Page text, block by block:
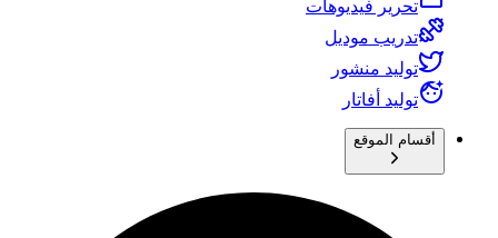
تحرير فيديوهات
تدريب موديل
توليد منشور
توليد أفاتار
أقسام الموقع